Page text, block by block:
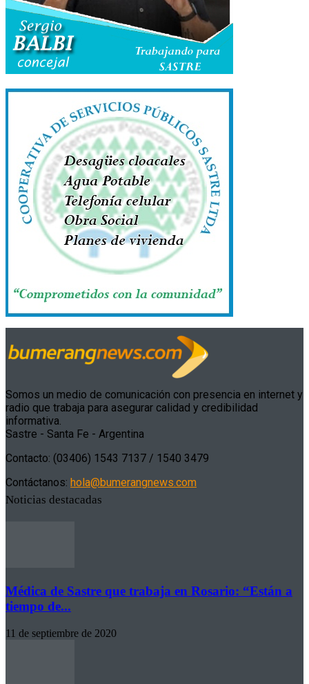
Somos un medio de comunicación con presencia en internet y
radio que trabaja para asegurar calidad y credibilidad
informativa.
Sastre - Santa Fe - Argentina
Contacto: (03406) 1543 7137 / 1540 3479
Contáctanos: hola@bumerangnews.com
Noticias destacadas
Médica de Sastre que trabaja en Rosario: “Están a
tiempo de...
11 de septiembre de 2020